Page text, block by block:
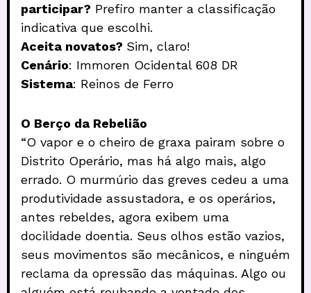
participar? Prefiro manter a classificação
indicativa que escolhi.
Aceita novatos? Sim, claro!
Cenário: Immoren Ocidental 608 DR
Sistema: Reinos de Ferro
O Berço da Rebelião
“O vapor e o cheiro de graxa pairam sobre o
Distrito Operário, mas há algo mais, algo
errado. O murmúrio das greves cedeu a uma
produtividade assustadora, e os operários,
antes rebeldes, agora exibem uma
docilidade doentia. Seus olhos estão vazios,
seus movimentos são mecânicos, e ninguém
reclama da opressão das máquinas. Algo ou